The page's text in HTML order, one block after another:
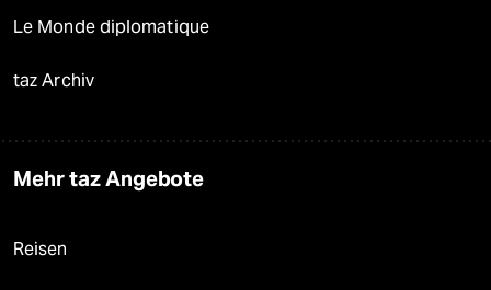
Le Monde diplomatique
taz Archiv
Mehr taz Angebote
Reisen